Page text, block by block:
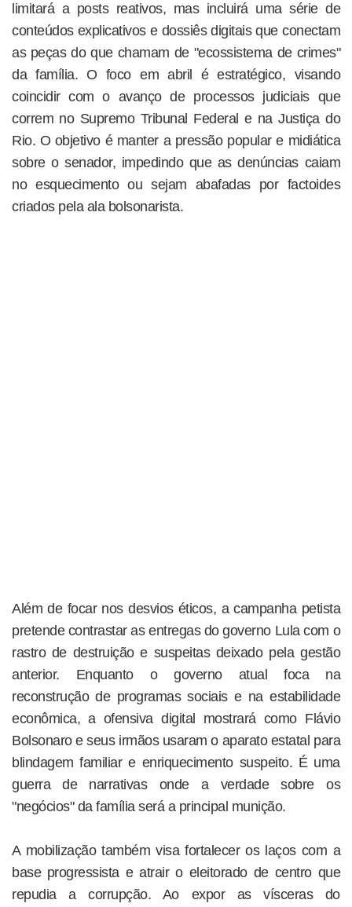
limitará a posts reativos, mas incluirá uma série de
conteúdos explicativos e dossiês digitais que conectam
as peças do que chamam de "ecossistema de crimes"
da família. O foco em abril é estratégico, visando
coincidir com o avanço de processos judiciais que
correm no Supremo Tribunal Federal e na Justiça do
Rio. O objetivo é manter a pressão popular e midiática
sobre o senador, impedindo que as denúncias caiam
no esquecimento ou sejam abafadas por factoides
criados pela ala bolsonarista.
Além de focar nos desvios éticos, a campanha petista
pretende contrastar as entregas do governo Lula com o
rastro de destruição e suspeitas deixado pela gestão
anterior. Enquanto o governo atual foca na
reconstrução de programas sociais e na estabilidade
econômica, a ofensiva digital mostrará como Flávio
Bolsonaro e seus irmãos usaram o aparato estatal para
blindagem familiar e enriquecimento suspeito. É uma
guerra de narrativas onde a verdade sobre os
"negócios" da família será a principal munição.
A mobilização também visa fortalecer os laços com a
base progressista e atrair o eleitorado de centro que
repudia a corrupção. Ao expor as vísceras do